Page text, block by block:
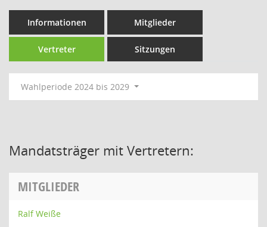
Informationen Mitglieder
Vertreter Sitzungen
Wahlperiode 2024 bis 2029
Mandatsträger mit Vertretern:
MITGLIEDER
Ralf Weiße